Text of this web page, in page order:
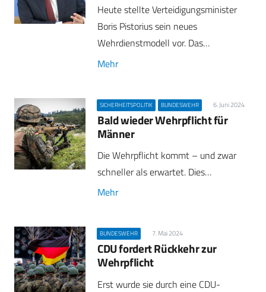
Heute stellte Verteidigungsminister
Boris Pistorius sein neues
Wehrdienstmodell vor. Das…
Mehr
SICHERHEITSPOLITIK BUNDESWEHR 6. Juni 2024
Bald wieder Wehrpflicht für
Männer
Die Wehrpflicht kommt – und zwar
schneller als erwartet. Dies…
Mehr
BUNDESWEHR 7. Mai 2024
CDU fordert Rückkehr zur
Wehrpflicht
Erst wurde sie durch eine CDU-